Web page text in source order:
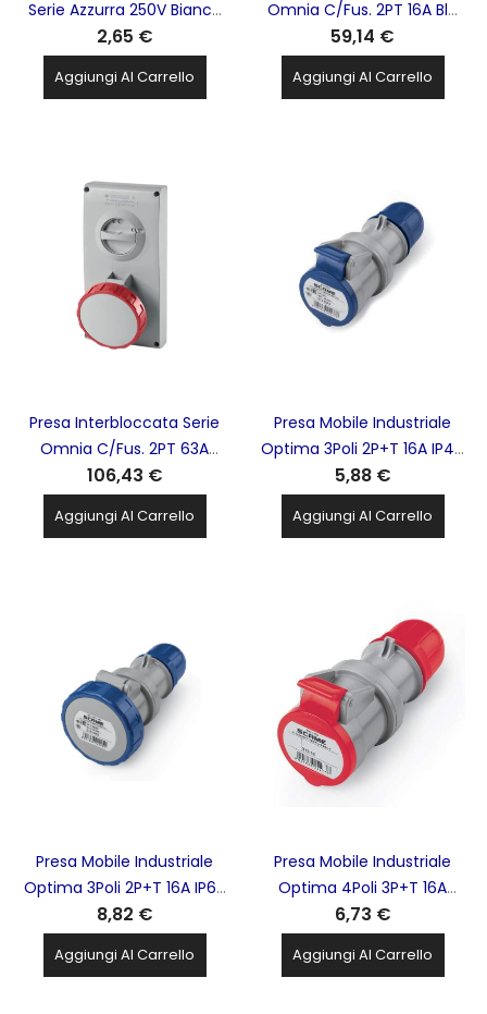
Serie Azzurra 250V Bianco
P30 + 2PR 2P+T 10A SCAME
- 144.457
2,65 €
Aggiungi Al Carrello
Omnia C/Fus. 2PT 16A Blu
SCAME - 406.1683
59,14 €
Aggiungi Al Carrello
Presa Interbloccata Serie
Omnia C/Fus. 2PT 63A
Rossa SCAME - 405.6378
106,43 €
Aggiungi Al Carrello
Presa Mobile Industriale
Optima 3Poli 2P+T 16A IP44
Blu SCAME - 313.1646
5,88 €
Aggiungi Al Carrello
Presa Mobile Industriale
Optima 3Poli 2P+T 16A IP66
IP67 Blu SCAME - 318.1643
8,82 €
Aggiungi Al Carrello
Presa Mobile Industriale
Optima 4Poli 3P+T 16A
IP44 Rossa SCAME -
313.1646
6,73 €
Aggiungi Al Carrello